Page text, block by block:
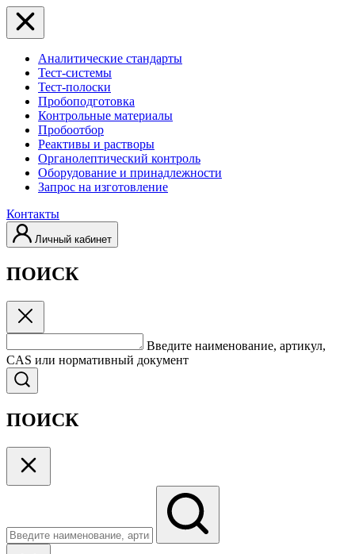
Аналитические стандарты
Тест-системы
Тест-полоски
Пробоподготовка
Контрольные материалы
Пробоотбор
Реактивы и растворы
Органолептический контроль
Оборудование и принадлежности
Запрос на изготовление
Контакты
Личный кабинет
ПОИСК
Введите наименование, артикул,
CAS или нормативный документ
ПОИСК